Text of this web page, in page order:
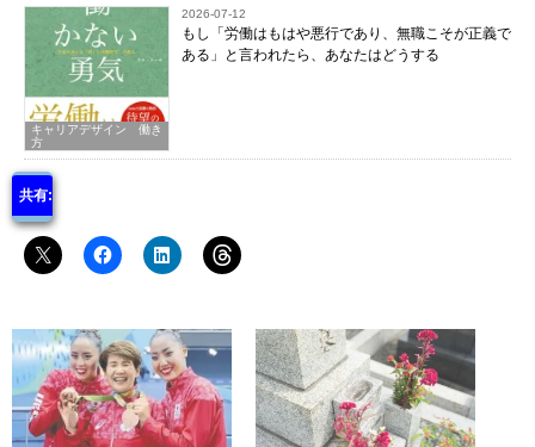
キャリアデザイン 働き
方
2026-07-12
もし「労働はもはや悪行であり、無職こそが正義で
ある」と言われたら、あなたはどうする
共有: